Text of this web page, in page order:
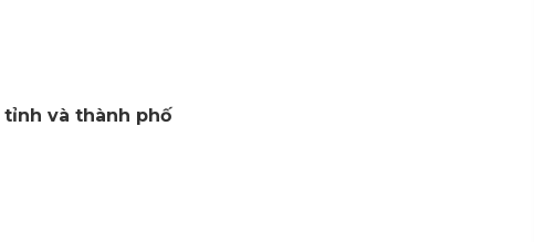
và thành phố